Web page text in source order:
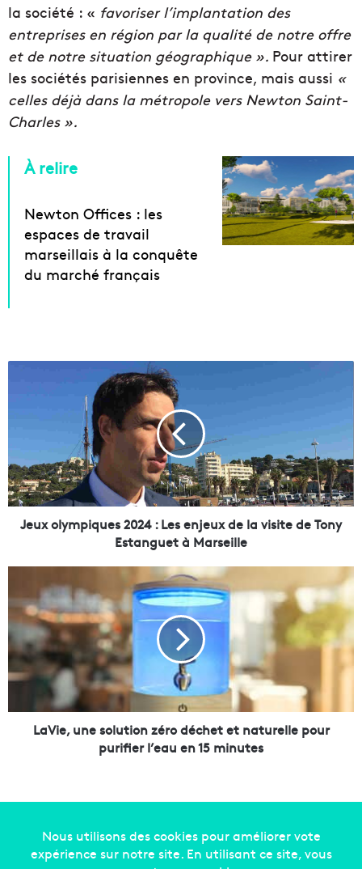
la société : « favoriser l’implantation des
entreprises en région par la qualité de notre offre
et de notre situation géographique ». Pour attirer
les sociétés parisiennes en province, mais aussi «
celles déjà dans la métropole vers Newton Saint-
Charles ».
À relire
Newton Offices : les
espaces de travail
marseillais à la conquête
du marché français
y
m
p
2
0
2
4
L
Jeux olympiques 2024 : Les enjeux de la visite de Tony
Estanguet à Marseille
V
i
e
,
u
e
LaVie, une solution zéro déchet et naturelle pour
purifier l’eau en 15 minutes
Copyright © 2014-2022Made in Marseille. Tous droits